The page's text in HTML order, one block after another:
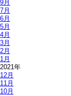
9月
7月
6月
5月
4月
3月
2月
1月
2021年
12月
11月
10月